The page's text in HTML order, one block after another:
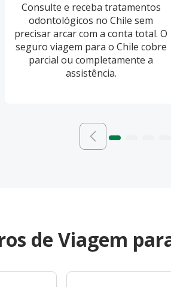
Consulte e receba tratamentos
odontológicos no Chile sem
precisar arcar com a conta total. O
seguro viagem para o Chile cobre
parcial ou completamente a
assistência.
de Viagem